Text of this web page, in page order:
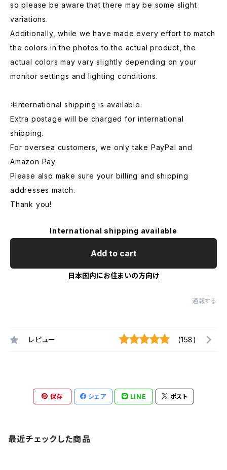
so please be aware that there may be some slight
variations.
Additionally, while we have made every effort to match
the colors in the photos to the actual product, the
actual colors may vary slightly depending on your
monitor settings and lighting conditions.
＊International shipping is available.
Extra postage will be charged for international
shipping.
For oversea customers, we only take PayPal and
Amazon Pay.
Please also make sure your billing and shipping
addresses match.
Thank you!
International shipping available
Add to cart
日本国内にお住まいの方向け
通報する
レビュー (158)
保存 シェア LINE ポスト
最近チェックした商品